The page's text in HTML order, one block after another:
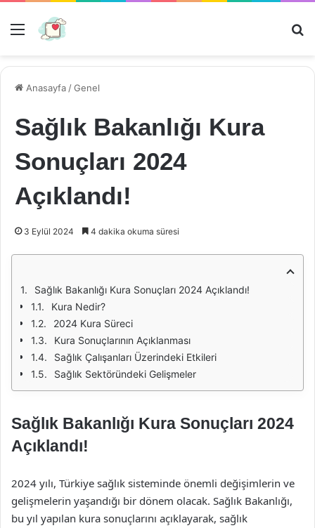
Menü
Anasayfa /Genel
Sağlık Bakanlığı Kura
Sonuçları 2024
Açıklandı!
3 Eylül 2024 4 dakika okuma süresi
Sağlık Bakanlığı Kura Sonuçları 2024 Açıklandı!
Kura Nedir?
2024 Kura Süreci
Kura Sonuçlarının Açıklanması
Sağlık Çalışanları Üzerindeki Etkileri
Sağlık Sektöründeki Gelişmeler
Sağlık Bakanlığı Kura Sonuçları 2024
Açıklandı!
2024 yılı, Türkiye sağlık sisteminde önemli değişimlerin ve
gelişmelerin yaşandığı bir dönem olacak. Sağlık Bakanlığı,
bu yıl yapılan kura sonuçlarını açıklayarak, sağlık